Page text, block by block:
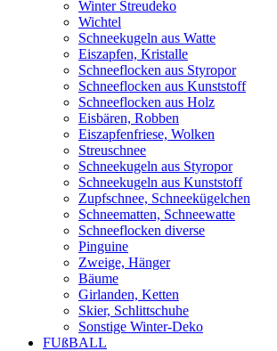
Winter Streudeko
Wichtel
Schneekugeln aus Watte
Eiszapfen, Kristalle
Schneeflocken aus Styropor
Schneeflocken aus Kunststoff
Schneeflocken aus Holz
Eisbären, Robben
Eiszapfenfriese, Wolken
Streuschnee
Schneekugeln aus Styropor
Schneekugeln aus Kunststoff
Zupfschnee, Schneekügelchen
Schneematten, Schneewatte
Schneeflocken diverse
Pinguine
Zweige, Hänger
Bäume
Girlanden, Ketten
Skier, Schlittschuhe
Sonstige Winter-Deko
FUßBALL